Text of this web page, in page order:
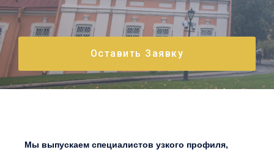
Оставить Заявку
Мы выпускаем специалистов узкого профиля,